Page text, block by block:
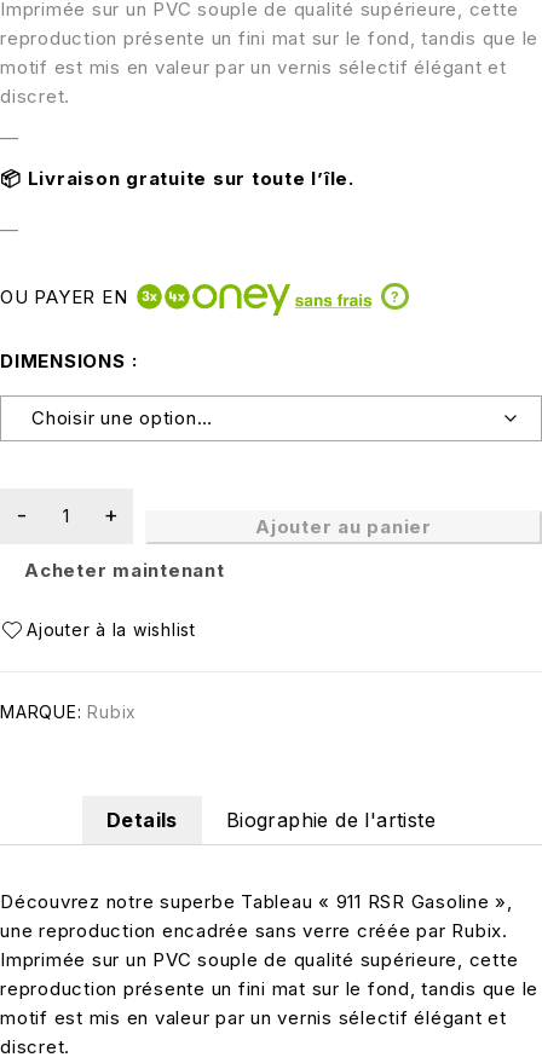
Imprimée sur un PVC souple de qualité supérieure, cette
reproduction présente un fini mat sur le fond, tandis que le
motif est mis en valeur par un vernis sélectif élégant et
discret.
—
📦 Livraison gratuite sur toute l’île.
—
OU PAYER EN ?
DIMENSIONS
Ajouter au panier
Acheter maintenant
MARQUE: Rubix
Details Biographie de l'artiste
Découvrez notre superbe Tableau « 911 RSR Gasoline »,
une reproduction encadrée sans verre créée par Rubix.
Imprimée sur un PVC souple de qualité supérieure, cette
reproduction présente un fini mat sur le fond, tandis que le
motif est mis en valeur par un vernis sélectif élégant et
discret.